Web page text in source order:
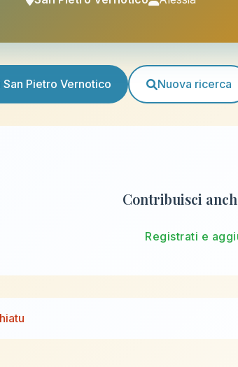
Pietro Vernotico Nuova ricerca
Contribuisci
Registrati e